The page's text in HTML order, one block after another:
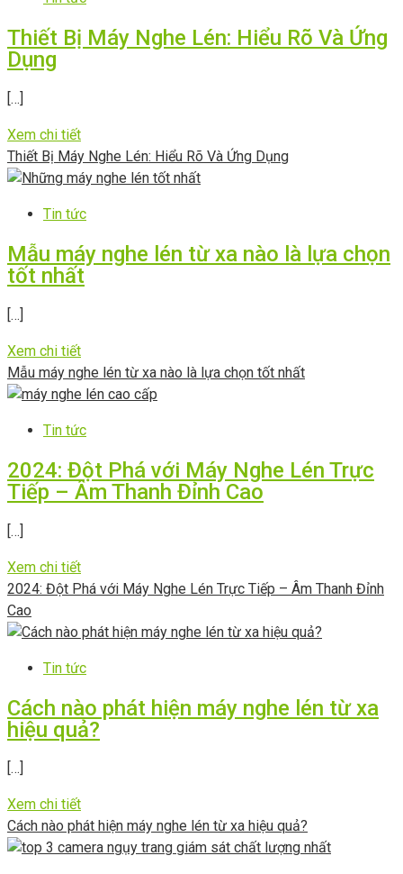
Thiết Bị Máy Nghe Lén: Hiểu Rõ Và Ứng
Dụng
[…]
Xem chi tiết
Thiết Bị Máy Nghe Lén: Hiểu Rõ Và Ứng Dụng
Tin tức
Mẫu máy nghe lén từ xa nào là lựa chọn
tốt nhất
[…]
Xem chi tiết
Mẫu máy nghe lén từ xa nào là lựa chọn tốt nhất
Tin tức
2024: Đột Phá với Máy Nghe Lén Trực
Tiếp – Âm Thanh Đỉnh Cao
[…]
Xem chi tiết
2024: Đột Phá với Máy Nghe Lén Trực Tiếp – Âm Thanh Đỉnh
Cao
Tin tức
Cách nào phát hiện máy nghe lén từ xa
hiệu quả?
[…]
Xem chi tiết
Cách nào phát hiện máy nghe lén từ xa hiệu quả?